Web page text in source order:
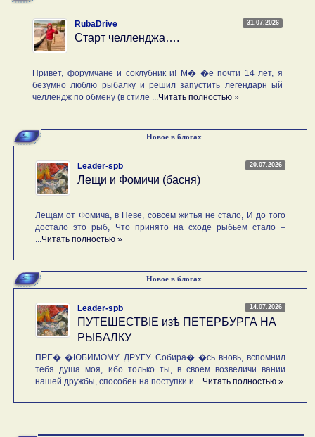
31.07.2026
RubaDrive
Старт челленджа….
Привет, форумчане и соклубник и! М� �е почти 14 лет, я
безумно люблю рыбалку и решил запустить легендарн ый
челлендж по обмену (в стиле ...Читать полностью »
Новое в блогах
20.07.2026
Leader-spb
Лещи и Фомичи (басня)
Лещам от Фомича, в Неве, совсем житья не стало, И до того
достало это рыб, Что принято на сходе рыбьем стало –
...Читать полностью »
Новое в блогах
14.07.2026
Leader-spb
ПУТЕШЕСТВIE изѣ ПЕТЕРБУРГА НА
РЫБАЛКУ
ПРЕ� �ЮБИМОМУ ДРУГУ. Собира� �сь вновь, вспомнил
тебя душа моя, ибо только ты, в своем возвеличи вании
нашей дружбы, способен на поступки и ...Читать полностью »